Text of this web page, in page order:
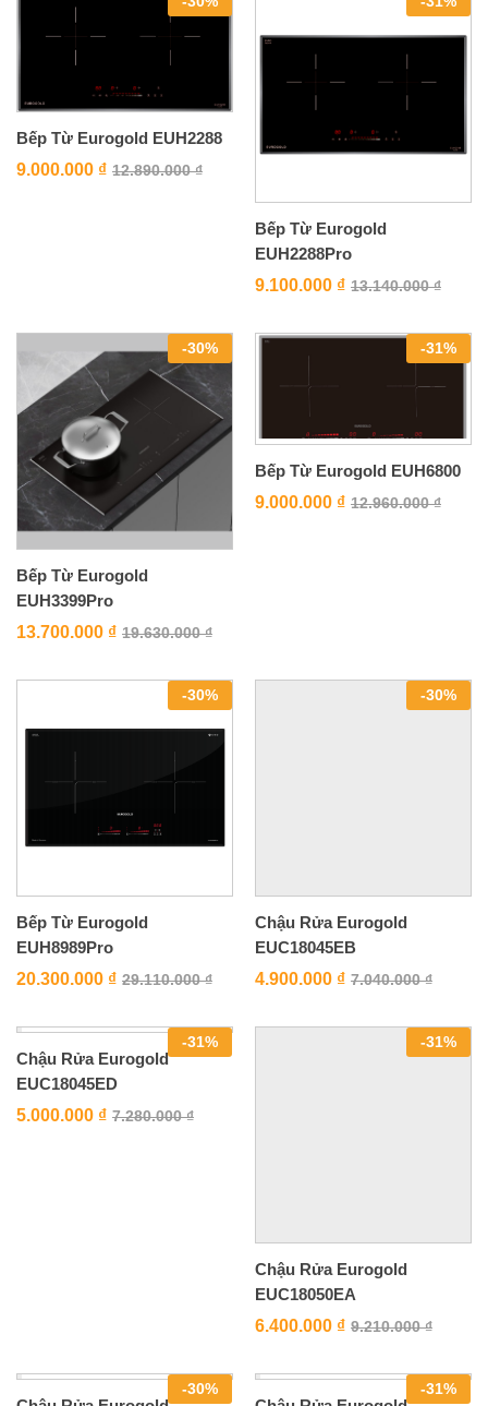
Bếp Từ Eurogold EUH2288
9.000.000 ₫ 12.890.000₫
Bếp Từ Eurogold
EUH2288Pro
9.100.000 ₫ 13.140.000₫
-30%
Bếp Từ Eurogold
EUH3399Pro
13.700.000 ₫ 19.630.000₫
-31%
Bếp Từ Eurogold EUH6800
9.000.000 ₫ 12.960.000₫
-30%
Bếp Từ Eurogold
EUH8989Pro
20.300.000 ₫ 29.110.000₫
-30%
Chậu Rửa Eurogold
EUC18045EB
4.900.000 ₫ 7.040.000₫
-31%
Chậu Rửa Eurogold
EUC18045ED
5.000.000 ₫ 7.280.000₫
-31%
Chậu Rửa Eurogold
EUC18050EA
6.400.000 ₫ 9.210.000₫
-30% -31%